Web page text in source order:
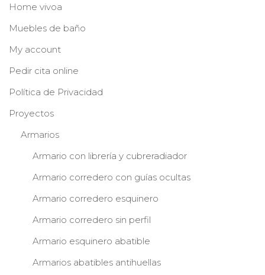
Home vivoa
Muebles de baño
My account
Pedir cita online
Política de Privacidad
Proyectos
Armarios
Armario con librería y cubreradiador
Armario corredero con guías ocultas
Armario corredero esquinero
Armario corredero sin perfil
Armario esquinero abatible
Armarios abatibles antihuellas